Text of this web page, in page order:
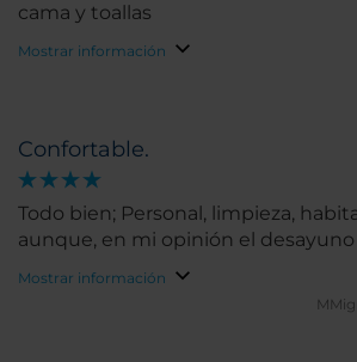
cama y toallas
Mostrar información
Confortable.
Todo bien; Personal, limpieza,
aunque, en mi opinión el desayuno
Mostrar información